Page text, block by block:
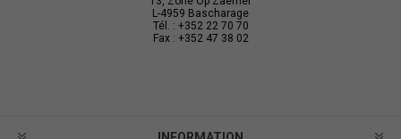
L-4959 Bascharage
Tél. : +352 22 70 70
Fax : +352 47 38 02